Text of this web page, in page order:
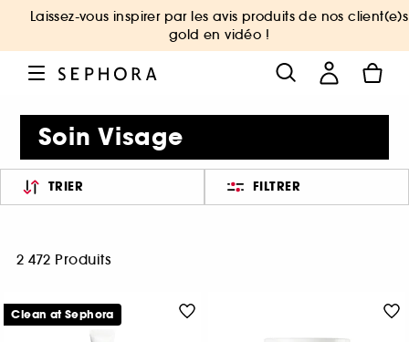
Laissez-vous inspirer par les avis produits de nos client(e)s
gold en vidéo !
Soin Visage
TRIER FILTRER
2 472 Produits
Clean at Sephora